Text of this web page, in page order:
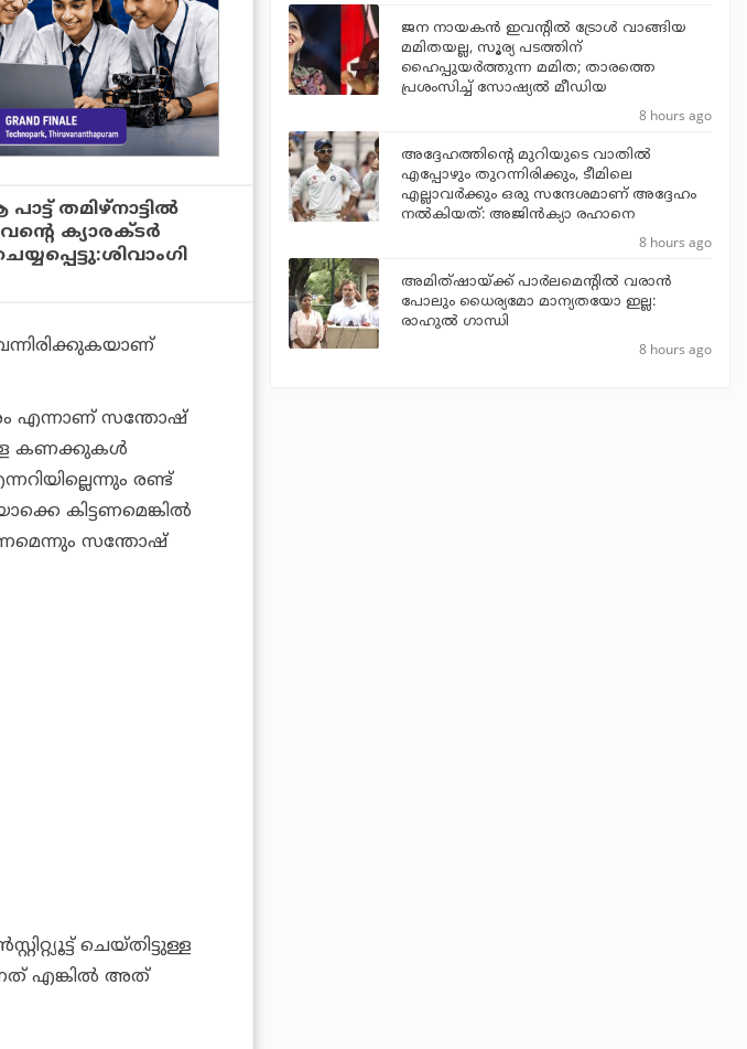
തമിഴ്‌നാട്ടില്‍
ക്യാരക്ടര്‍
എന്നാണ് സന്തോഷ്
കണക്കുകൾ
രണ്ട്
കിട്ടണമെങ്കിൽ
സന്തോഷ്
ചെയ്തിട്ടുള്ള
എങ്കിൽ അത്
ജന നായകന്‍ ഇവന്റില്‍ ട്രോള്‍ വാങ്ങിയ
മമിതയല്ല, സൂര്യ പടത്തിന്
ഹൈപ്പുയര്‍ത്തുന്ന മമിത; താരത്തെ
പ്രശംസിച്ച് സോഷ്യല്‍ മീഡിയ
8 hours ago
അദ്ദേഹത്തിന്റെ മുറിയുടെ വാതില്‍
എപ്പോഴും തുറന്നിരിക്കും, ടീമിലെ
എല്ലാവര്‍ക്കും ഒരു സന്ദേശമാണ് അദ്ദേഹം
നല്‍കിയത്: അജിന്‍ക്യാ രഹാനെ
8 hours ago
അമിത്ഷായ്ക്ക് പാര്‍ലമെന്റില്‍ വരാന്‍
പോലും ധൈര്യമോ മാന്യതയോ ഇല്ല:
രാഹുല്‍ ഗാന്ധി
8 hours ago